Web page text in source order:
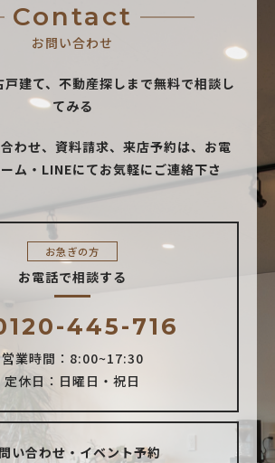
Contact
お問い合わせ
戸建て、不動産探しまで無料で相談し
てみる
わせ、資料請求、来店予約は、 お電
ム・LINEにてお気軽にご連絡下さ
お急ぎの方
お電話で相談する
445-716
営業時間：8:00~17:30
定休日：日曜日・祝日
い合わせ・イベント予約